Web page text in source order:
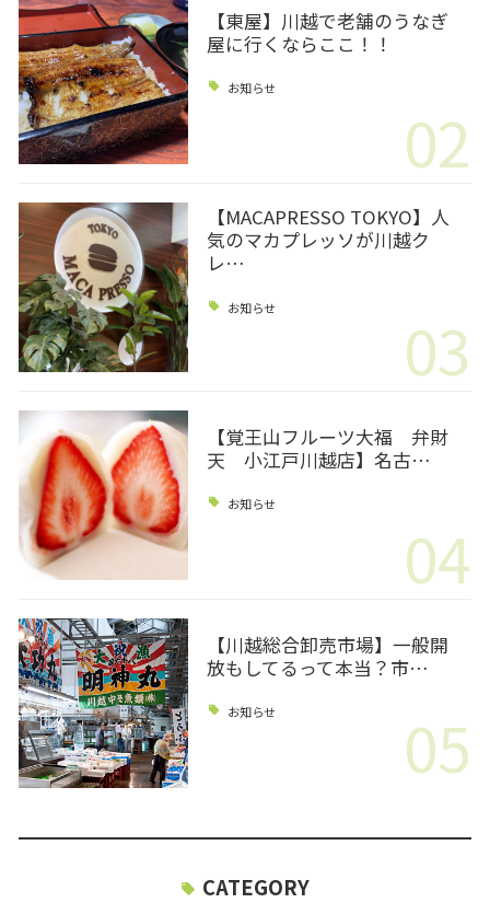
【東屋】川越で老舗のうなぎ
屋に行くならここ！！
お知らせ
02
【MACAPRESSO TOKYO】人
気のマカプレッソが川越ク
レ…
お知らせ 03
【覚王山フルーツ大福 弁財
天 小江戸川越店】名古…
お知らせ
04
【川越総合卸売市場】一般開
放もしてるって本当？市…
お知らせ 05
CATEGORY